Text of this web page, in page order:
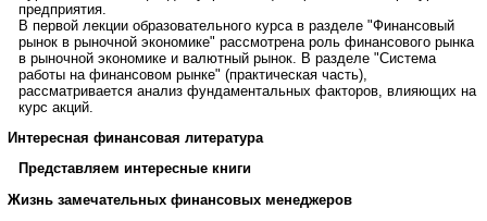
предприятия.
В первой лекции образовательного курса в разделе "Финансовый
рынок в рыночной экономике" рассмотрена роль финансового рынка
в рыночной экономике и валютный рынок. В разделе "Система
работы на финансовом рынке" (практическая часть),
рассматривается анализ фундаментальных факторов, влияющих на
курс акций.
Интересная финансовая литература
Представляем интересные книги
Жизнь замечательных финансовых менеджеров